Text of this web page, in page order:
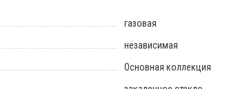
газовая
независимая
Основная коллекция